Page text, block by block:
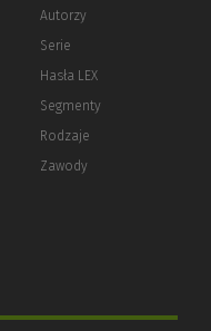
Autorzy
Serie
Hasła LEX
Segmenty
Rodzaje
Zawody